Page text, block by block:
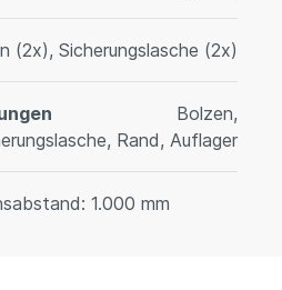
(2x), Sicherungslasche (2x)
Bolzen,
Rand, Auflager
1.000 mm